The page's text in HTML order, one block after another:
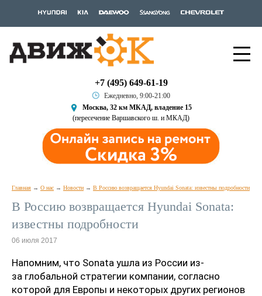
+7 (495) 649-61-19
Ежедневно, 9:00-21:00
Москва, 32 км МКАД, владение 15
(пересечение Варшавского ш. и МКАД)
Главная О нас Новости В Россию возвращается Hyundai Sonata: известны подробности
В Россию возвращается Hyundai Sonata:
известны подробности
06 июля 2017
Напомним, что Sonata ушла из России из-
за глобальной стратегии компании, согласно
которой для Европы и некоторых других регионов